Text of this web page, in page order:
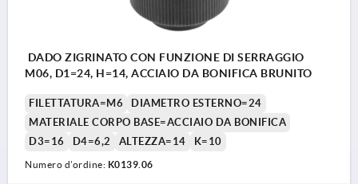
DADO ZIGRINATO CON FUNZIONE DI SERRAGGIO
M06, D1=24, H=14, ACCIAIO DA BONIFICA BRUNITO
FILETTATURA=M6
DIAMETRO ESTERNO=24
MATERIALE CORPO BASE=ACCIAIO DA BONIFICA
D3=16
D4=6,2 ALTEZZA=14 K=10
Numero d’ordine: K0139.06